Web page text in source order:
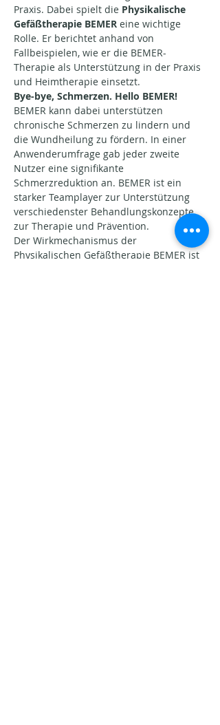
Praxis. Dabei spielt die Physikalische
Gefäßtherapie BEMER eine wichtige
Rolle. Er berichtet anhand von
Fallbeispielen, wie er die BEMER-
Therapie als Unterstützung in der Praxis
und Heimtherapie einsetzt.
Bye-bye, Schmerzen. Hello BEMER!
BEMER kann dabei unterstützen
chronische Schmerzen zu lindern und
die Wundheilung zu fördern. In einer
Anwenderumfrage gab jeder zweite
Nutzer eine signifikante
Schmerzreduktion an. BEMER ist ein
starker Teamplayer zur Unterstützung
verschiedenster Behandlungskonzepte
zur Therapie und Prävention.
Der Wirkmechanismus der
Physikalischen Gefäßtherapie BEMER ist